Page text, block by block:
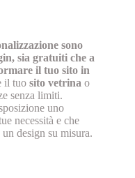
sono
sia gratuiti che a
il tuo sito in
il tuo sito vetrina o
senza limiti.
uno
necessità e che
design su misura.